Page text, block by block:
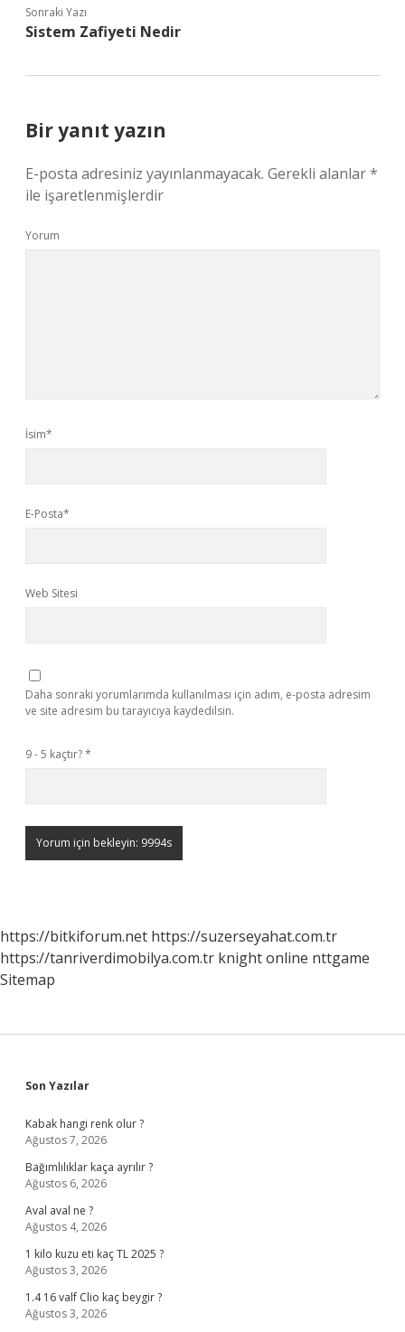
Sonraki Yazı
Sistem Zafiyeti Nedir
Bir yanıt yazın
E-posta adresiniz yayınlanmayacak. Gerekli alanlar*
ile işaretlenmişlerdir
Yorum
İsim*
E-Posta*
Web Sitesi
Daha sonraki yorumlarımda kullanılması için adım, e-posta adresim
ve site adresim bu tarayıcıya kaydedilsin.
9 - 5 kaçtır?*
https://bitkiforum.net https://suzerseyahat.com.tr
https://tanriverdimobilya.com.tr knight online nttgame
Sitemap
Sidebar
Son Yazılar
Kabak hangi renk olur ?
Ağustos 7, 2026
Bağımlılıklar kaça ayrılır ?
Ağustos 6, 2026
Aval aval ne ?
Ağustos 4, 2026
1 kilo kuzu eti kaç TL 2025 ?
Ağustos 3, 2026
1.4 16 valf Clio kaç beygir ?
Ağustos 3, 2026